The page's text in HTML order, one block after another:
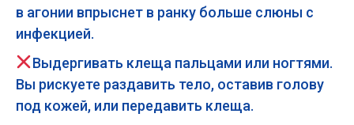
в агонии впрыснет в ранку больше слюны с
инфекцией.
Выдергивать клеща пальцами или ногтями.
Вы рискуете раздавить тело, оставив голову
под кожей, или передавить клеща.